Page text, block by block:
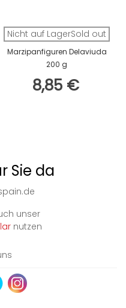
Nicht auf LagerSold out
Marzipanfiguren Delaviuda
200 g
8,85 €
Sie da
unser
nutzen